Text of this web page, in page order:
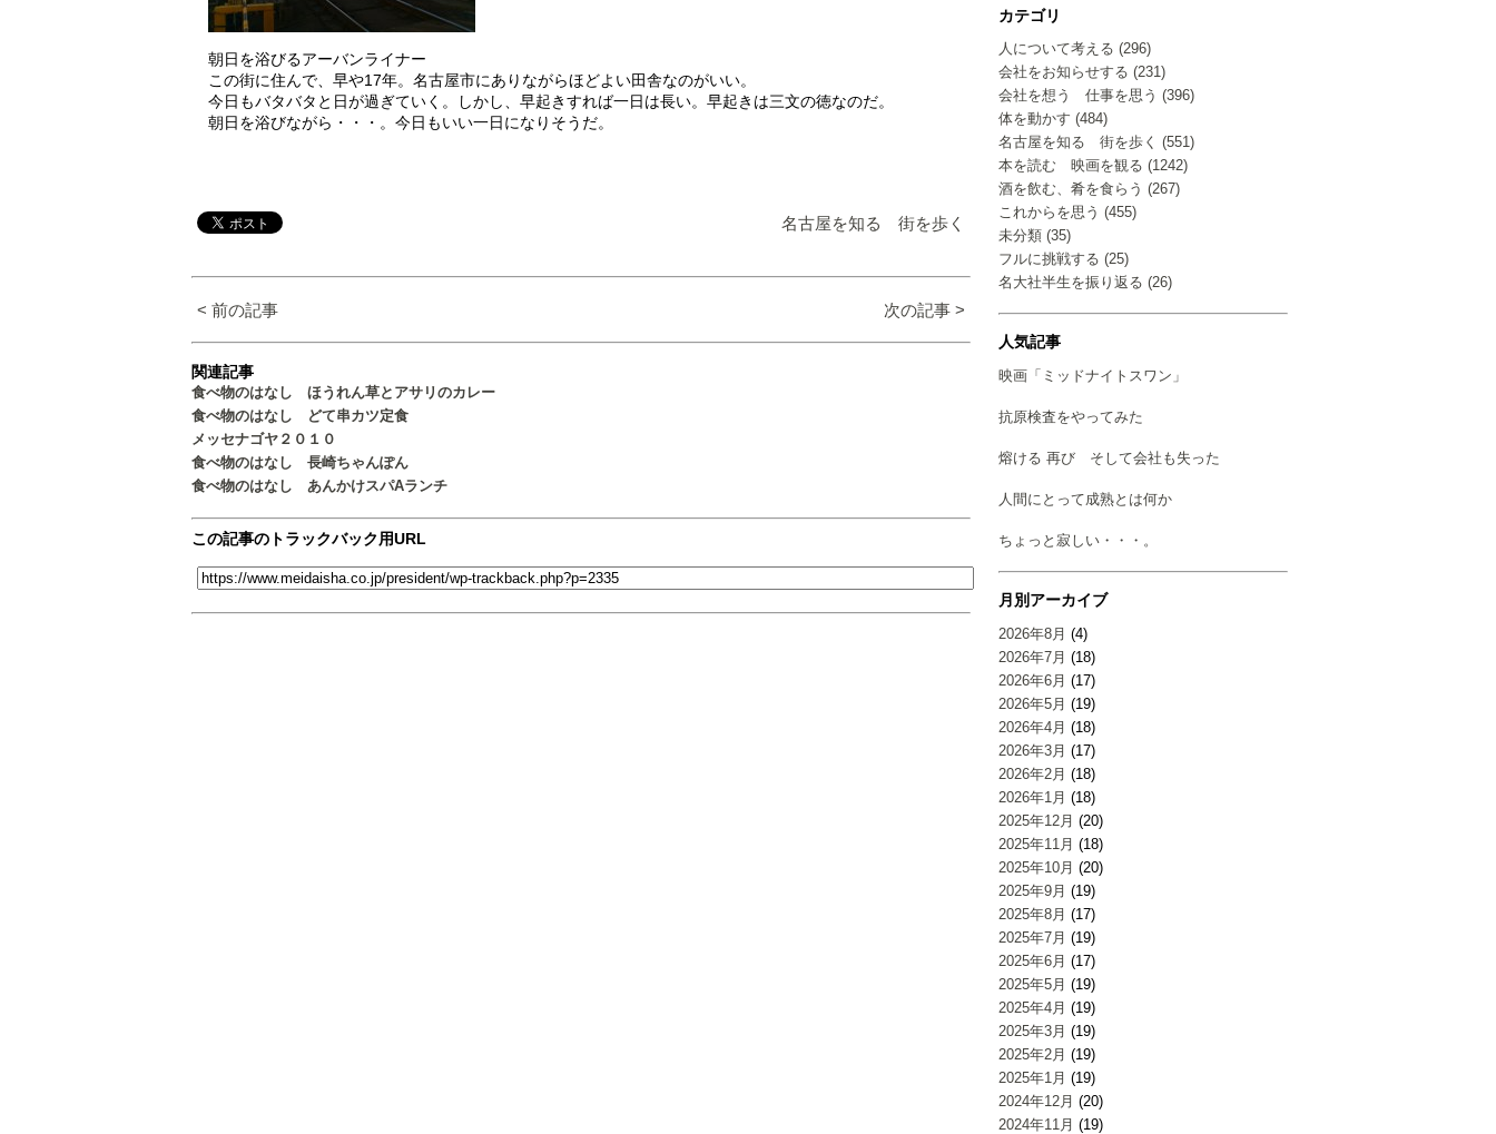
カテゴリ
人について考える (296)
会社をお知らせする (231)
会社を想う 仕事を思う (396)
体を動かす (484)
名古屋を知る 街を歩く (551)
本を読む 映画を観る (1242)
酒を飲む、肴を食らう (267)
これからを思う (455)
未分類 (35)
フルに挑戦する (25)
名大社半生を振り返る (26)
人気記事
映画「ミッドナイトスワン」
抗原検査をやってみた
熔ける 再び そして会社も失った
人間にとって成熟とは何か
ちょっと寂しい・・・。
月別アーカイブ
2026年8月 (4)
2026年7月 (18)
2026年6月 (17)
2026年5月 (19)
2026年4月 (18)
2026年3月 (17)
2026年2月 (18)
2026年1月 (18)
2025年12月 (20)
2025年11月 (18)
2025年10月 (20)
2025年9月 (19)
2025年8月 (17)
2025年7月 (19)
2025年6月 (17)
2025年5月 (19)
2025年4月 (19)
2025年3月 (19)
2025年2月 (19)
2025年1月 (19)
2024年12月 (20)
2024年11月 (19)
朝日を浴びるアーバンライナー
この街に住んで、早や17年。名古屋市にありながらほどよい田舎なのがいい。
今日もバタバタと日が過ぎていく。しかし、早起きすれば一日は長い。早起きは三文の徳なのだ。
朝日を浴びながら・・・。今日もいい一日になりそうだ。
名古屋を知る 街を歩く
< 前の記事 次の記事 >
関連記事
食べ物のはなし ほうれん草とアサリのカレー
食べ物のはなし どて串カツ定食
メッセナゴヤ２０１０
食べ物のはなし 長崎ちゃんぽん
食べ物のはなし あんかけスパAランチ
この記事のトラックバック用URL